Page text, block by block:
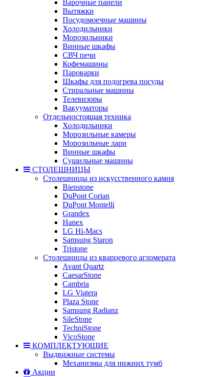
Варочные панели
Вытяжки
Посудомоечные машины
Холодильники
Морозильники
Винные шкафы
СВЧ печи
Кофемашины
Пароварки
Шкафы для подогрева посуды
Стиральные машины
Телевизоры
Вакууматоры
Отдельностоящая техника
Холодильники
Морозильные камеры
Морозильные лари
Винные шкафы
Сушильные машины
СТОЛЕШНИЦЫ
Столешницы из искусственного камня
Bienstone
DuPont Corian
DuPont Montelli
Grandex
Hanex
LG Hi-Macs
Samsung Staron
Tristone
Столешницы из кварцевого агломерата
Avant Quartz
CaesarStone
Cambria
LG Viatera
Plaza Stone
Samsung Radianz
SileStone
TechniStone
VicoStone
КОМПЛЕКТУЮЩИЕ
Выдвижные системы
Механизмы для нижних тумб
Акции